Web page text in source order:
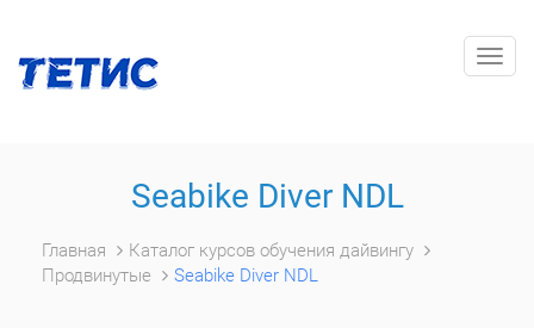
Seabike Diver NDL
Главная
Каталог курсов обучения дайвингу
Продвинутые
Seabike Diver NDL